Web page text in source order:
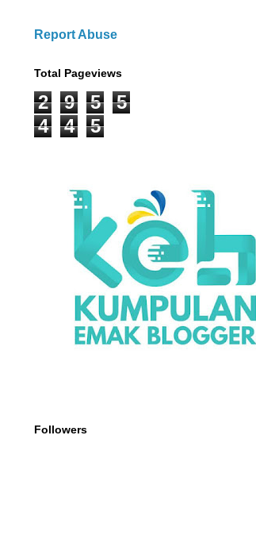
Report Abuse
Total Pageviews
2 9 5
5
4
4 5
Followers